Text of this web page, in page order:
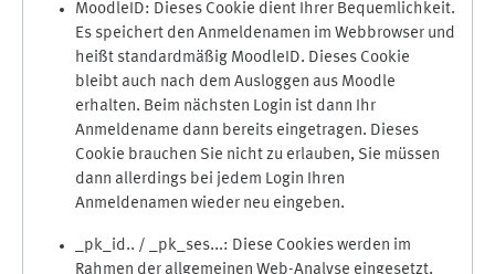
MoodleID: Dieses Cookie dient Ihrer Bequemlichkeit.
Es speichert den Anmeldenamen im Webbrowser und
heißt standardmäßig MoodleID. Dieses Cookie
bleibt auch nach dem Ausloggen aus Moodle
erhalten. Beim nächsten Login ist dann Ihr
Anmeldename dann bereits eingetragen. Dieses
Cookie brauchen Sie nicht zu erlauben, Sie müssen
dann allerdings bei jedem Login Ihren
Anmeldenamen wieder neu eingeben.
_pk_id.. / _pk_ses...: Diese Cookies werden im
Rahmen der allgemeinen Web-Analyse eingesetzt.